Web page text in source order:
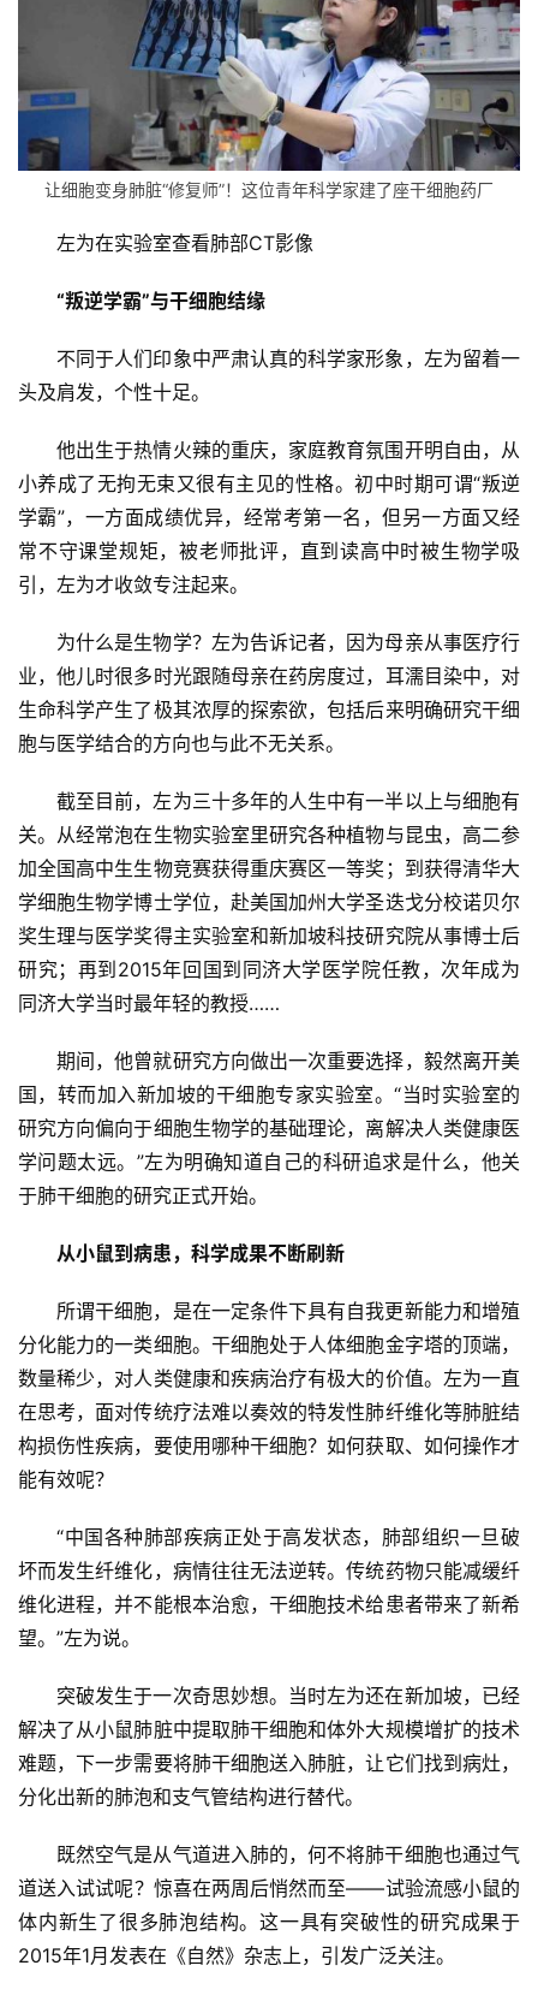
业
让细胞变身肺脏“修复师”！这位青年科学家建了座干细胞药厂
左为在实验室查看肺部CT影像
“叛逆学霸”与干细胞结缘
不同于人们印象中严肃认真的科学家形象，左为留着一
头及肩发，个性十足。
他出生于热情火辣的重庆，家庭教育氛围开明自由，从
小养成了无拘无束又很有主见的性格。初中时期可谓“叛逆
学霸”，一方面成绩优异，经常考第一名，但另一方面又经
常不守课堂规矩，被老师批评，直到读高中时被生物学吸
引，左为才收敛专注起来。
为什么是生物学？左为告诉记者，因为母亲从事医疗行
业，他儿时很多时光跟随母亲在药房度过，耳濡目染中，对
生命科学产生了极其浓厚的探索欲，包括后来明确研究干细
胞与医学结合的方向也与此不无关系。
截至目前，左为三十多年的人生中有一半以上与细胞有
关。从经常泡在生物实验室里研究各种植物与昆虫，高二参
加全国高中生生物竞赛获得重庆赛区一等奖；到获得清华大
学细胞生物学博士学位，赴美国加州大学圣迭戈分校诺贝尔
奖生理与医学奖得主实验室和新加坡科技研究院从事博士后
研究；再到2015年回国到同济大学医学院任教，次年成为
同济大学当时最年轻的教授……
期间，他曾就研究方向做出一次重要选择，毅然离开美
国，转而加入新加坡的干细胞专家实验室。“当时实验室的
研究方向偏向于细胞生物学的基础理论，离解决人类健康医
学问题太远。”左为明确知道自己的科研追求是什么，他关
于肺干细胞的研究正式开始。
从小鼠到病患，科学成果不断刷新
所谓干细胞，是在一定条件下具有自我更新能力和增殖
分化能力的一类细胞。干细胞处于人体细胞金字塔的顶端，
数量稀少，对人类健康和疾病治疗有极大的价值。左为一直
在思考，面对传统疗法难以奏效的特发性肺纤维化等肺脏结
构损伤性疾病，要使用哪种干细胞？如何获取、如何操作才
能有效呢？
“中国各种肺部疾病正处于高发状态，肺部组织一旦破
坏而发生纤维化，病情往往无法逆转。传统药物只能减缓纤
维化进程，并不能根本治愈，干细胞技术给患者带来了新希
望。”左为说。
突破发生于一次奇思妙想。当时左为还在新加坡，已经
解决了从小鼠肺脏中提取肺干细胞和体外大规模增扩的技术
难题，下一步需要将肺干细胞送入肺脏，让它们找到病灶，
分化出新的肺泡和支气管结构进行替代。
既然空气是从气道进入肺的，何不将肺干细胞也通过气
道送入试试呢？惊喜在两周后悄然而至——试验流感小鼠的
体内新生了很多肺泡结构。这一具有突破性的研究成果于
2015年1月发表在《自然》杂志上，引发广泛关注。